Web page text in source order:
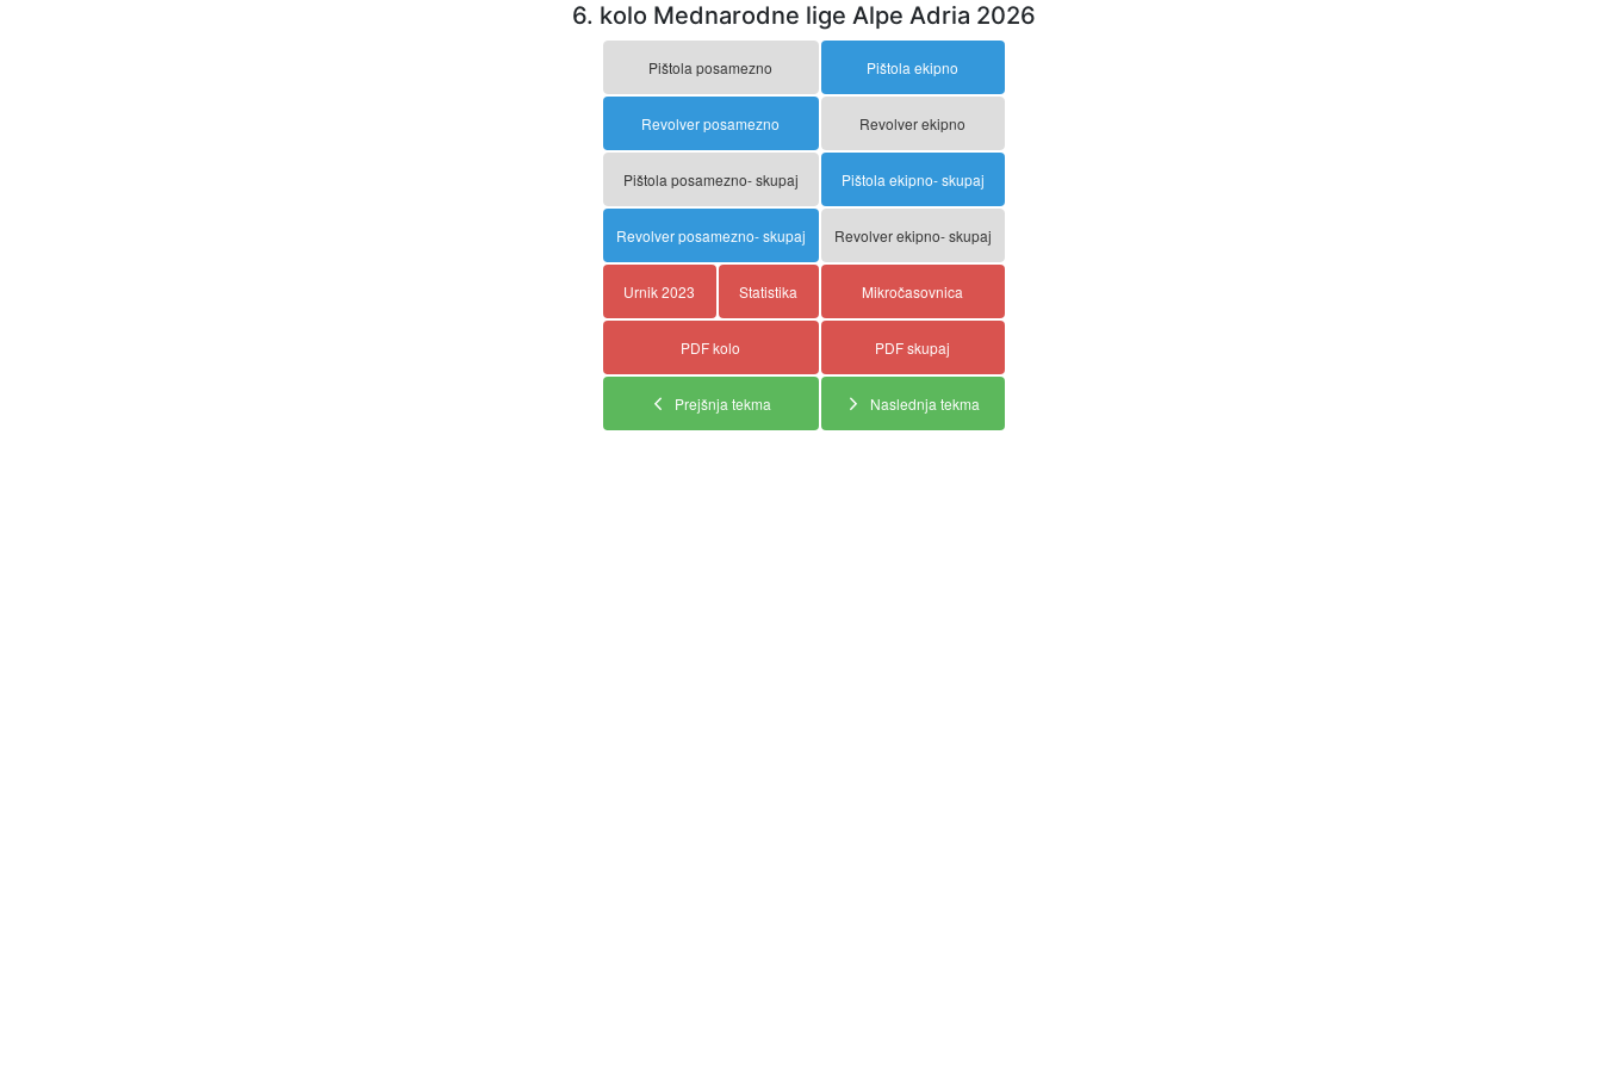
6. kolo Mednarodne lige Alpe Adria 2026
Pištola posamezno Pištola ekipno
Revolver posamezno Revolver ekipno
Pištola posamezno- skupaj Pištola ekipno- skupaj
Revolver posamezno- skupaj Revolver ekipno- skupaj
Urnik 2023 Statistika Mikročasovnica
PDF kolo PDF skupaj
Prejšnja tekma Naslednja tekma